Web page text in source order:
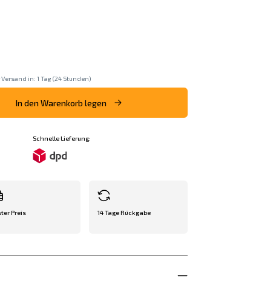
in: 1 Tag (24 Stunden)
In den Warenkorb legen
Schnelle Lieferung:
Preis 14 Tage Rückgabe